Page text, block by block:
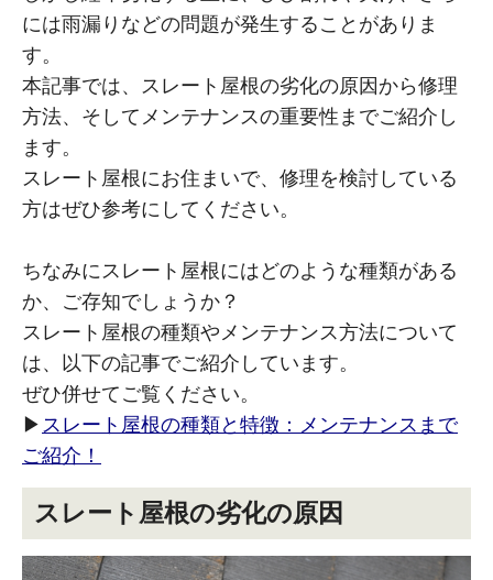
には雨漏りなどの問題が発生することがありま
す。
本記事では、スレート屋根の劣化の原因から修理
方法、そしてメンテナンスの重要性までご紹介し
ます。
スレート屋根にお住まいで、修理を検討している
方はぜひ参考にしてください。
ちなみにスレート屋根にはどのような種類がある
か、ご存知でしょうか？
スレート屋根の種類やメンテナンス方法について
は、以下の記事でご紹介しています。
ぜひ併せてご覧ください。
▶︎ スレート屋根の種類と特徴：メンテナンスまで
ご紹介！
スレート屋根の劣化の原因